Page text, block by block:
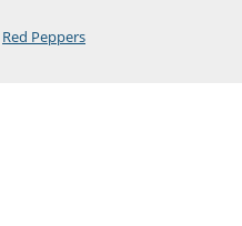
Red Peppers